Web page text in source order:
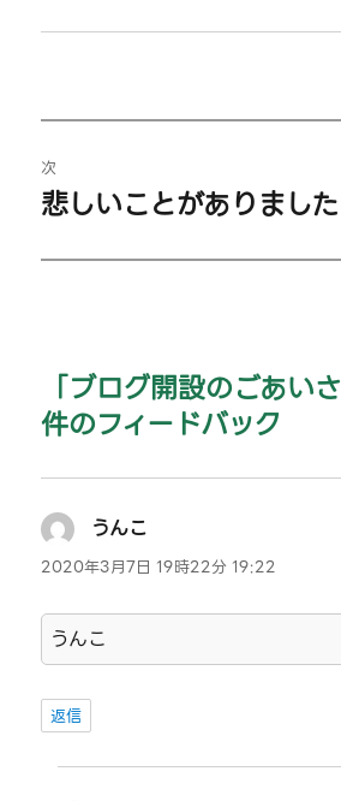
稿
ナ
ー
シ
ン
次
次
投
悲しいことがありました
「ブログ開設のごあい
件のフィードバック
うんこ
り:
2020年3月7日 19時22分 19:22
うんこ
返信